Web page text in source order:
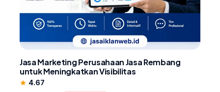
Jasa Marketing Perusahaan Jasa Rembang
untuk Meningkatkan Visibilitas
star 4.67